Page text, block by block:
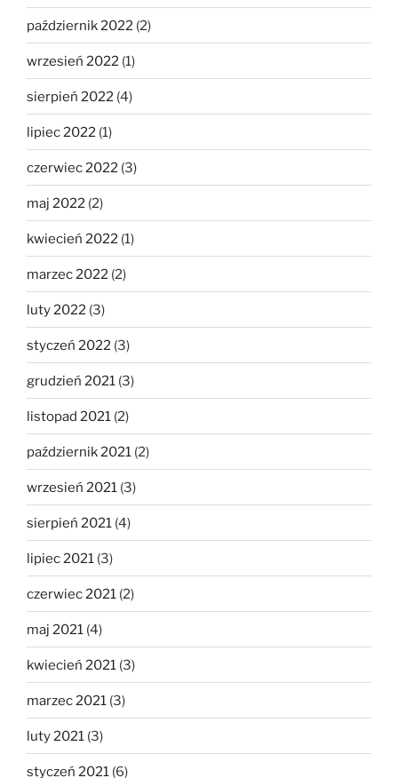
październik 2022 (2)
wrzesień 2022 (1)
sierpień 2022 (4)
lipiec 2022 (1)
czerwiec 2022 (3)
maj 2022 (2)
kwiecień 2022 (1)
marzec 2022 (2)
luty 2022 (3)
styczeń 2022 (3)
grudzień 2021 (3)
listopad 2021 (2)
październik 2021 (2)
wrzesień 2021 (3)
sierpień 2021 (4)
lipiec 2021 (3)
czerwiec 2021 (2)
maj 2021 (4)
kwiecień 2021 (3)
marzec 2021 (3)
luty 2021 (3)
styczeń 2021 (6)